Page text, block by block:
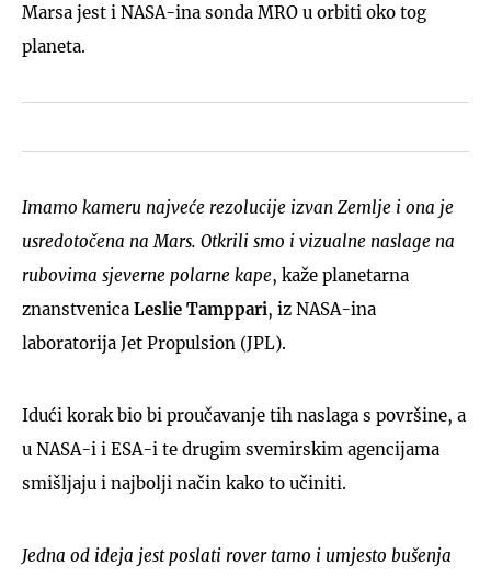
Marsa jest i NASA-ina sonda MRO u orbiti oko tog
planeta.
Imamo kameru najveće rezolucije izvan Zemlje i ona je
usredotočena na Mars. Otkrili smo i vizualne naslage na
rubovima sjeverne polarne kape, kaže planetarna
znanstvenica Leslie Tamppari, iz NASA-ina
laboratorija Jet Propulsion (JPL).
Idući korak bio bi proučavanje tih naslaga s površine, a
u NASA-i i ESA-i te drugim svemirskim agencijama
smišljaju i najbolji način kako to učiniti.
Jedna od ideja jest poslati rover tamo i umjesto bušenja